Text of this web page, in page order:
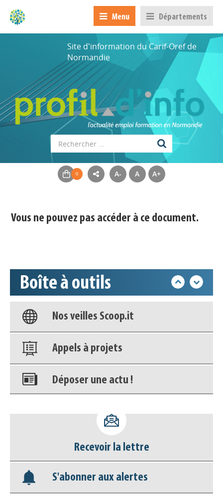
Menu Départements
Site d'information du Carif-Oref de
Normandie
A- A A+
Vous ne pouvez pas accéder à ce document.
Boîte à outils
Appels à projets
Déposer une actu !
Base documentaire
Nos veilles Scoop.it
Appels à projets
Déposer une actu !
déconnecter)
Base documentaire
Nos veilles Scoop.it
Recevoir la lettre
S'abonner aux alertes